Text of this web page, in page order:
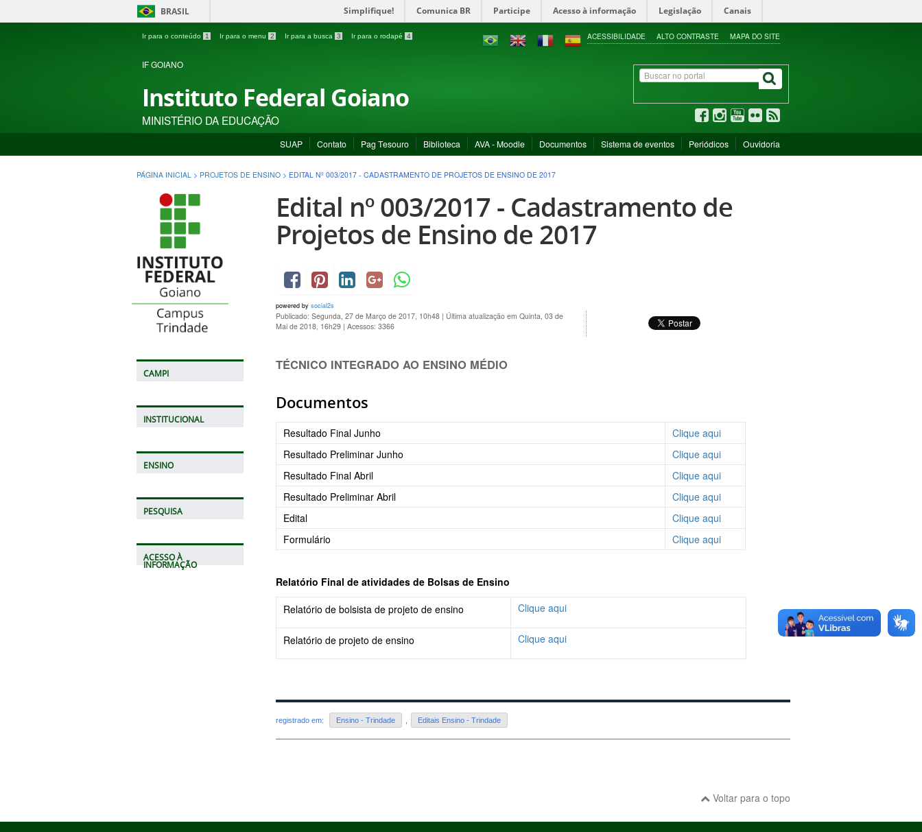
BRASIL Simplifique! Comunica BR Participe Acesso à informação Legislação Canais
Ir para o conteúdo 1 Ir para o menu 2 Ir para a busca 3 Ir para o rodapé 4 ACESSIBILIDADE ALTO CONTRASTE MAPA DO SITE
IF GOIANO
Instituto Federal Goiano
MINISTÉRIO DA EDUCAÇÃO
SUAP Contato Pag Tesouro Biblioteca AVA - Moodle Documentos Sistema de eventos Periódicos Ouvidoria
PÁGINA INICIAL > PROJETOS DE ENSINO > EDITAL Nº 003/2017 - CADASTRAMENTO DE PROJETOS DE ENSINO DE 2017
CAMPI
INSTITUCIONAL
ENSINO
PESQUISA
ACESSO À
INFORMAÇÃO
Edital nº 003/2017 - Cadastramento de
Projetos de Ensino de 2017
powered by social2s
Publicado: Segunda, 27 de Março de 2017, 10h48 | Última atualização em Quinta, 03 de
Mai de 2018, 16h29 | Acessos: 3366
TÉCNICO INTEGRADO AO ENSINO MÉDIO
Documentos
Resultado Final Junho
Clique aqui
Resultado Preliminar Junho
Clique aqui
Resultado Final Abril
Clique aqui
Resultado Preliminar Abril
Clique aqui
Edital
Clique aqui
Formulário
Clique aqui
Relatório Final de atividades de Bolsas de Ensino
Relatório de bolsista de projeto de ensino
Clique aqui
Relatório de projeto de ensino Clique aqui
registrado em: Ensino - Trindade , Editais Ensino - Trindade
Voltar para o topo